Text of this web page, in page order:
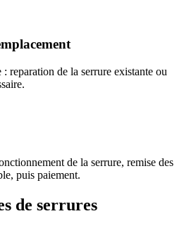
reparation de la serrure existante ou
de la serrure, remise des
puis paiement.
de serrures